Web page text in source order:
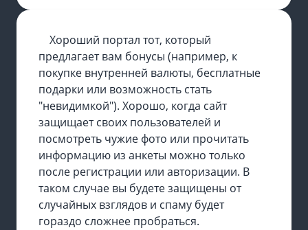
Хороший портал тот, который
предлагает вам бонусы (например, к
покупке внутренней валюты, бесплатные
подарки или возможность стать
"невидимкой"). Хорошо, когда сайт
защищает своих пользователей и
посмотреть чужие фото или прочитать
информацию из анкеты можно только
после регистрации или авторизации. В
таком случае вы будете защищены от
случайных взглядов и спаму будет
гораздо сложнее пробраться.